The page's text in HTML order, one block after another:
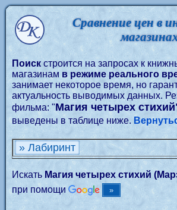
Сравнение цен в
Поиск строится на запросах к
магазинам в режиме реального
занимает некоторое время, но
актуальность выводимых данных.
фильма: "Магия четырех
выведены в таблице ниже.
» Лабиринт
Искать Магия четырех стихий
при помощи